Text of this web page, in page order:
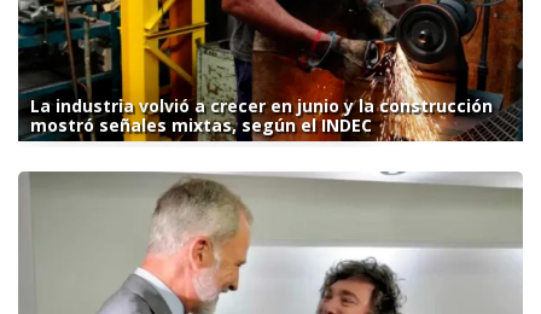
La industria volvió a crecer en junio y la construcción
mostró señales mixtas, según el INDEC